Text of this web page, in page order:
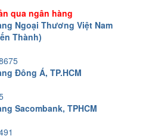
qua ngân hàng
Ngoại Thương Việt Nam
Thành)
Đông Á, TP.HCM
Sacombank, TPHCM